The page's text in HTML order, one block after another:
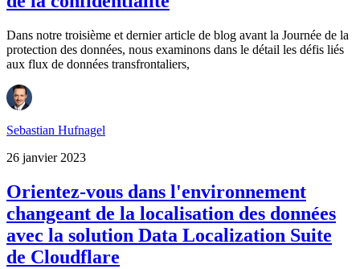
Dans notre troisième et dernier article de blog avant la Journée de la
protection des données, nous examinons dans le détail les défis liés
aux flux de données transfrontaliers,
Sebastian Hufnagel
26 janvier 2023
Orientez-vous dans l'environnement
changeant de la localisation des données
avec la solution Data Localization Suite
de Cloudflare